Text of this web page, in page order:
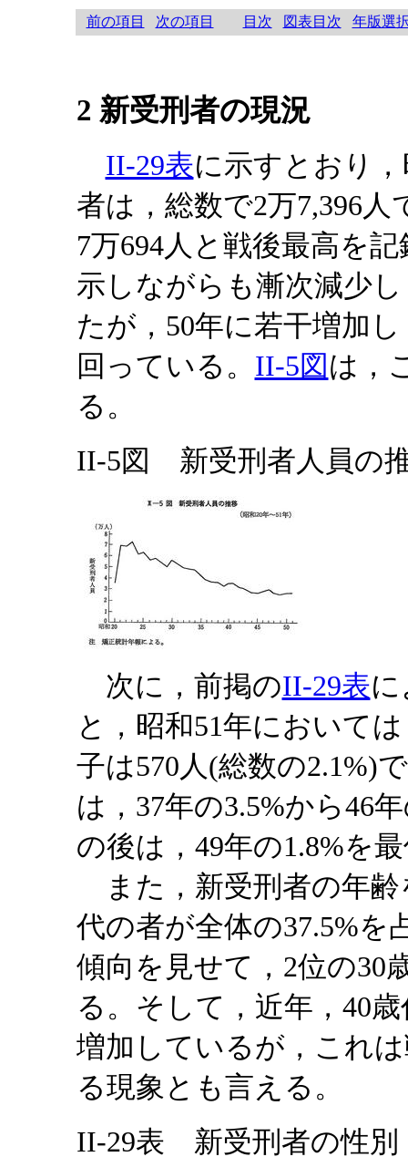
前の項目 次の項目 目次 図表目次 年版選
2 新受刑者の現況
II-29表に示すとおり
者は，総数で2万7,396
7万694人と戦後最高を
示しながらも漸次減少
たが，50年に若干増加
回っている。 II-5図は，
る。
II-5図 新受刑者人員の
次に，前掲のII-29表
と，昭和51年において
子は570人(総数の2.1%)
は，37年の3.5%から46
の後は，49年の1.8%を
また，新受刑者の年齢
代の者が全体の37.5%を
傾向を見せて，2位の30
る。そして，近年，40
増加しているが，これ
る現象とも言える。
II-29表 新受刑者の性別